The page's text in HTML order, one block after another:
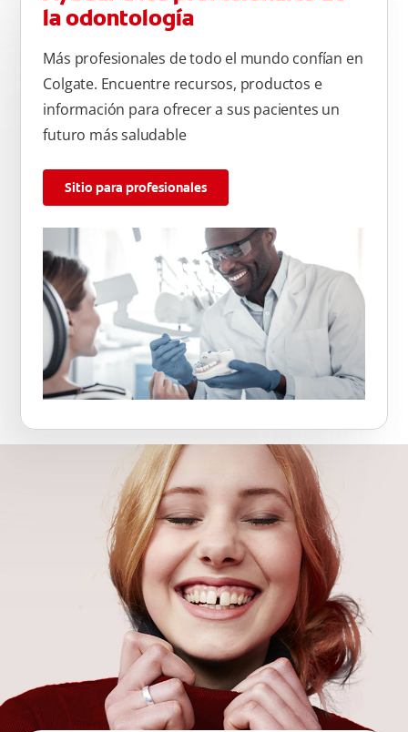
la odontología
Más profesionales de todo el mundo confían en
Colgate. Encuentre recursos, productos e
información para ofrecer a sus pacientes un
futuro más saludable
Sitio para profesionales